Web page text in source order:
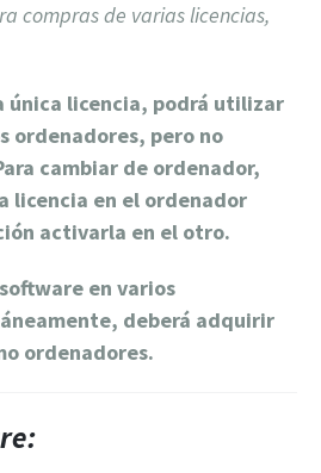
compras de varias licencias,
única licencia, podrá utilizar
ordenadores, pero no
cambiar de ordenador,
licencia en el ordenador
activarla en el otro.
en varios
deberá adquirir
ordenadores.